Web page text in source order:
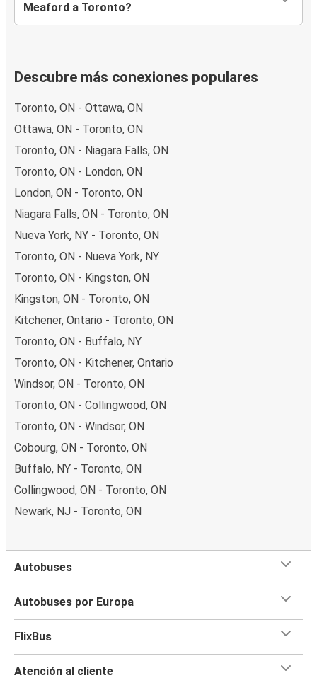
Meaford a Toronto?
Descubre más conexiones populares
Toronto, ON - Ottawa, ON
Ottawa, ON - Toronto, ON
Toronto, ON - Niagara Falls, ON
Toronto, ON - London, ON
London, ON - Toronto, ON
Niagara Falls, ON - Toronto, ON
Nueva York, NY - Toronto, ON
Toronto, ON - Nueva York, NY
Toronto, ON - Kingston, ON
Kingston, ON - Toronto, ON
Kitchener, Ontario - Toronto, ON
Toronto, ON - Buffalo, NY
Toronto, ON - Kitchener, Ontario
Windsor, ON - Toronto, ON
Toronto, ON - Collingwood, ON
Toronto, ON - Windsor, ON
Cobourg, ON - Toronto, ON
Buffalo, NY - Toronto, ON
Collingwood, ON - Toronto, ON
Newark, NJ - Toronto, ON
Autobuses
Autobuses por Europa
FlixBus
Atención al cliente